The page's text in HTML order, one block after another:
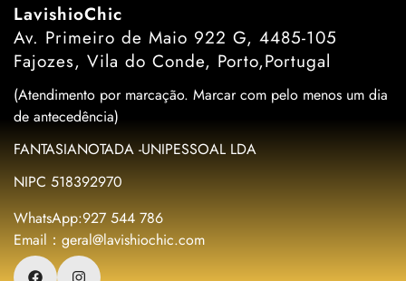
LavishioChic
Av. Primeiro de Maio 922 G, 4485-105
Fajozes, Vila do Conde, Porto,Portugal
(Atendimento por marcação. Marcar com pelo menos um dia
de antecedência)
FANTASIANOTADA -UNIPESSOAL LDA
NIPC 518392970
WhatsApp:927 544 786
Email：geral@lavishiochic.com